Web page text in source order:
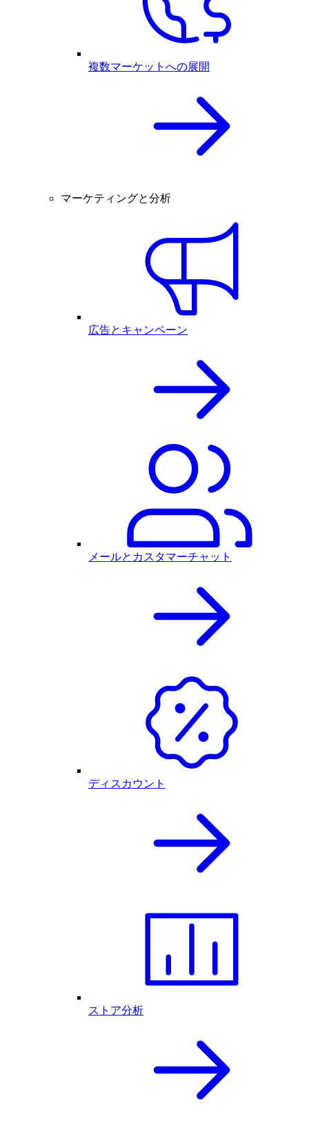
複数マーケットへの展開
マーケティングと分析
広告とキャンペーン
メールとカスタマーチャット
ディスカウント
ストア分析